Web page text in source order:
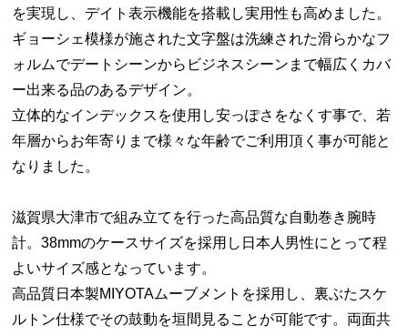
を実現し、デイト表示機能を搭載し実用性も高めました。
ギョーシェ模様が施された文字盤は洗練された滑らかなフ
ォルムでデートシーンからビジネスシーンまで幅広くカバ
ー出来る品のあるデザイン。
立体的なインデックスを使用し安っぽさをなくす事で、若
年層からお年寄りまで様々な年齢でご利用頂く事が可能と
なりました。
滋賀県大津市で組み立てを行った高品質な自動巻き腕時
計。38mmのケースサイズを採用し日本人男性にとって程
よいサイズ感となっています。
高品質日本製MIYOTAムーブメントを採用し、裏ぶたスケ
ルトン仕様でその鼓動を垣間見ることが可能です。両面共